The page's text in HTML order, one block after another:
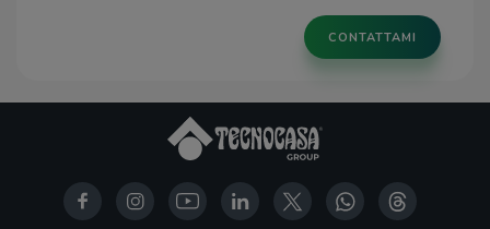
CONTATTAMI